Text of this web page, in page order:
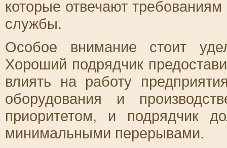
которые отвечают
службы.
Особое внимание стоит
Хороший подрядчик
влиять на работу
оборудования и
приоритетом, и подрядчик
минимальными перерывами.